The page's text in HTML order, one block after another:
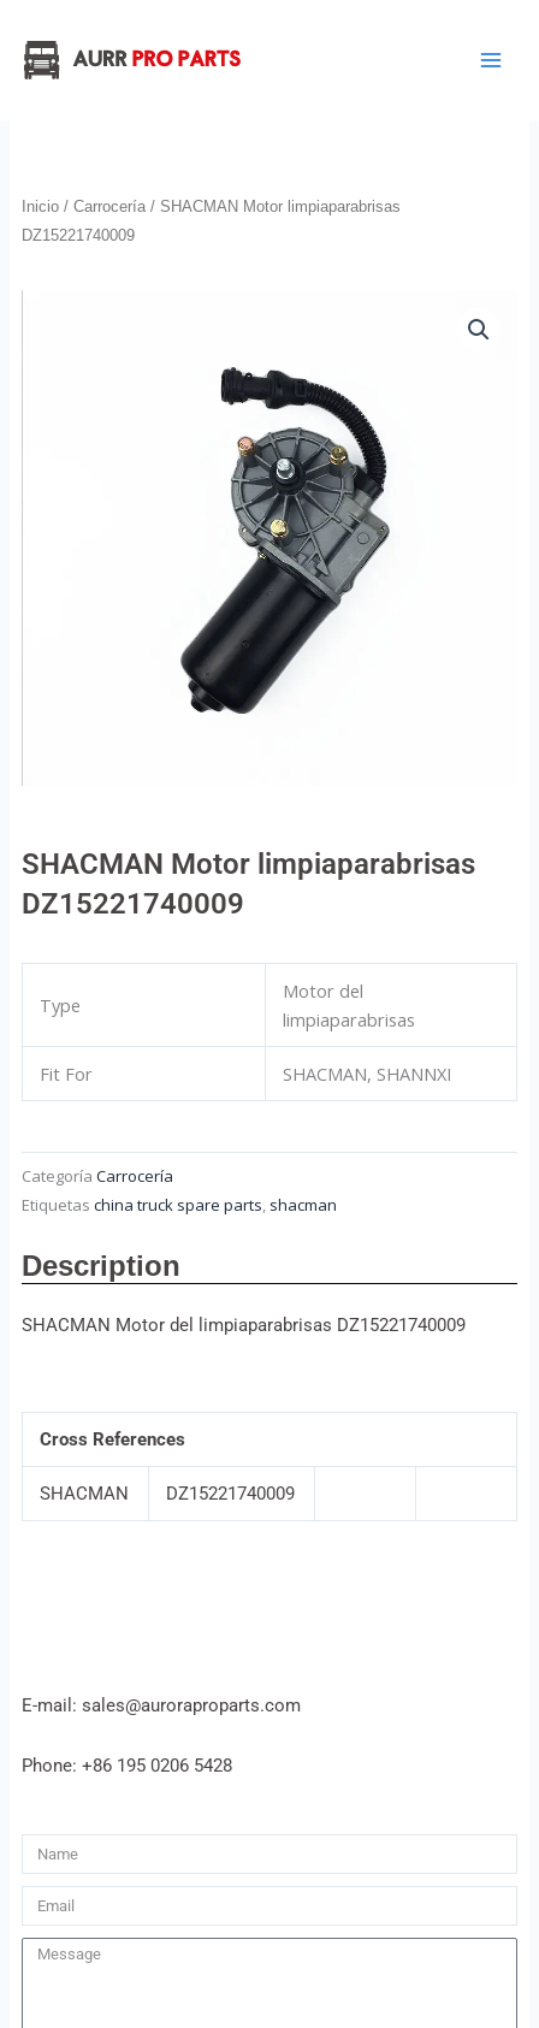
contenido
Inicio/ Carrocería/ SHACMAN Motor limpiaparabrisas
DZ15221740009
SHACMAN Motor limpiaparabrisas
DZ15221740009
Type
Motor del
limpiaparabrisas
Fit For SHACMAN, SHANNXI
Categoría Carrocería
Etiquetas china truck spare parts shacman
Description
SHACMAN Motor del limpiaparabrisas DZ15221740009
Cross References
SHACMAN DZ15221740009
E-mail: sales@auroraproparts.com
Phone: +86 195 0206 5428
Name
Email
Message